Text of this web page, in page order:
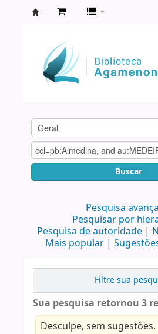
Agamenon
Magalhães
Buscar
Pesquisa
Pesquisar por
Pesquisa de autoridade
Mais popular
Filtre sua
Sua pesquisa retornou 3
Desculpe, sem sugestões.